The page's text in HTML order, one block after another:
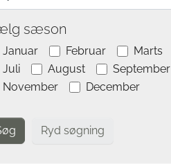
Ryd søgning
sæson
Januar Februar Marts
Juli
August September
November
December